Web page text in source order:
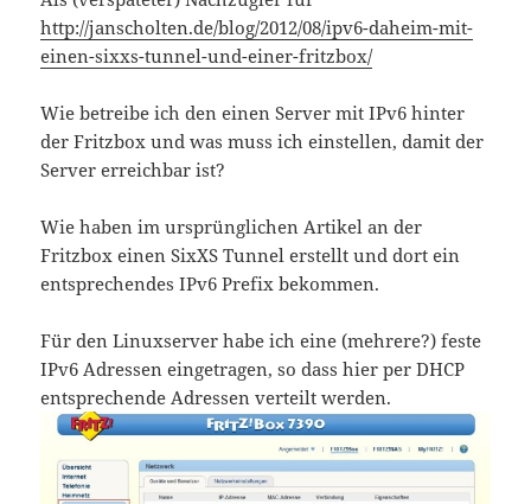
http://janscholten.de/blog/2012/08/ipv6-daheim-mit-
einen-sixxs-tunnel-und-einer-fritzbox/
Wie betreibe ich den einen Server mit IPv6 hinter
der Fritzbox und was muss ich einstellen, damit der
Server erreichbar ist?
Wie haben im ursprünglichen Artikel an der
Fritzbox einen SixXS Tunnel erstellt und dort ein
entsprechendes IPv6 Prefix bekommen.
Für den Linuxserver habe ich eine (mehrere?) feste
IPv6 Adressen eingetragen, so dass hier per DHCP
entsprechende Adressen verteilt werden.